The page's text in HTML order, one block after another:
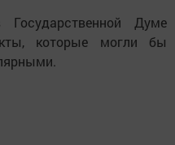
Думе
которые могли бы